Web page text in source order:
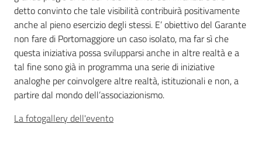
detto convinto che tale visibilità contribuirà positivamente
anche al pieno esercizio degli stessi. E’ obiettivo del Garante
non fare di Portomaggiore un caso isolato, ma far sì che
questa iniziativa possa svilupparsi anche in altre realtà e a
tal fine sono già in programma una serie di iniziative
analoghe per coinvolgere altre realtà, istituzionali e non, a
partire dal mondo dell’associazionismo.
La fotogallery dell'evento